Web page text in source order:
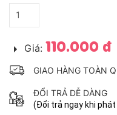
Giá: 110.000 đ
GIAO HÀNG TOÀN
ĐỔI TRẢ DỄ DÀNG
(Đổi trả ngay khi